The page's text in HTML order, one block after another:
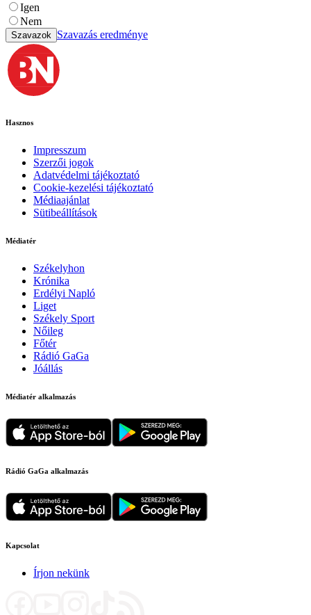
Igen
Nem
Szavazok Szavazás eredménye
Hasznos
Impresszum
Szerzői jogok
Adatvédelmi tájékoztató
Cookie-kezelési tájékoztató
Médiaajánlat
Sütibeállítások
Médiatér
Székelyhon
Krónika
Erdélyi Napló
Liget
Székely Sport
Nőileg
Főtér
Rádió GaGa
Jóállás
Médiatér alkalmazás
Rádió GaGa alkalmazás
Kapcsolat
Írjon nekünk